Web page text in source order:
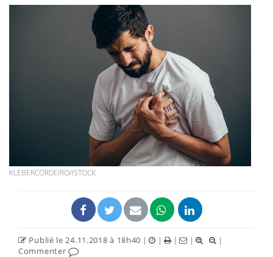
KLEBERCORDEIRO/ISTOCK
Publié le 24.11.2018 à 18h40 | | | |
|
Commenter